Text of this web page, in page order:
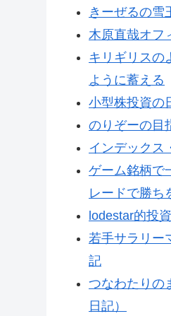
きーぜるの雪
木原直哉オフ
キリギリスの
ように蓄える
小型株投資の
のりぞーの目
インデックス
ゲーム銘柄
レードで勝ち
lodestar的投
若手サラリー
記
つなわたりの
日記）